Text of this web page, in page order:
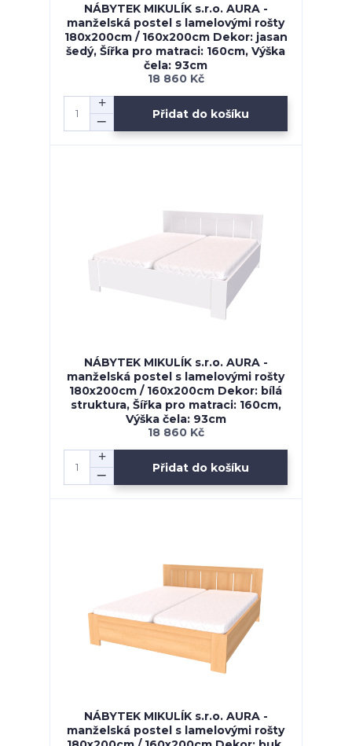
NÁBYTEK MIKULÍK s.r.o. AURA -
manželská postel s lamelovými rošty
180x200cm / 160x200cm Dekor: jasan
šedý, Šířka pro matraci: 160cm, Výška
čela: 93cm
18 860 Kč
Přidat do košíku
NÁBYTEK MIKULÍK s.r.o. AURA -
manželská postel s lamelovými rošty
180x200cm / 160x200cm Dekor: bílá
struktura, Šířka pro matraci: 160cm,
Výška čela: 93cm
18 860 Kč
Přidat do košíku
NÁBYTEK MIKULÍK s.r.o. AURA -
manželská postel s lamelovými rošty